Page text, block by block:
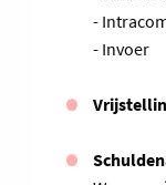
-
- Invoer